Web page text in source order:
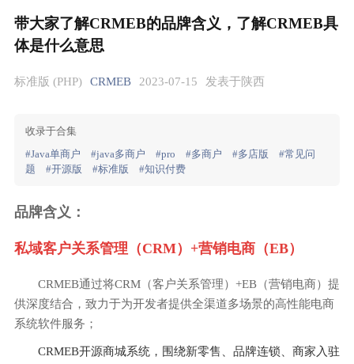
带大家了解CRMEB的品牌含义，了解CRMEB具
体是什么意思
标准版 (PHP) CRMEB 2023-07-15 发表于陕西
收录于合集
#Java单商户
#java多商户 #pro #多商户 #多店版
#常见问
题
#开源版 #标准版 #知识付费
品牌含义：
私域客户关系管理（CRM）+营销电商（EB）
CRMEB通过将CRM（客户关系管理）+EB（营销电商）提
供深度结合，致力于为开发者提供全渠道多场景的高性能电商
系统软件服务；
CRMEB开源商城系统，围绕新零售、品牌连锁、商家入驻